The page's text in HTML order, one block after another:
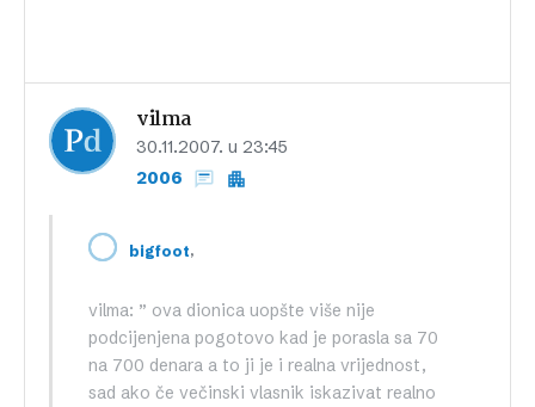
vilma
30.11.2007. u 23:45
2006
bigfoot,
vilma: ” ova dionica uopšte više nije
podcijenjena pogotovo kad je porasla sa 70
na 700 denara a to ji je i realna vrijednost,
sad ako če večinski vlasnik iskazivat realno